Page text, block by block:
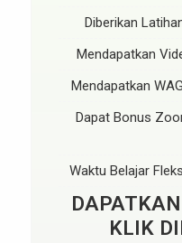
Diberikan
Mendapatkan
Mendapatkan
Dapat Bonus
Waktu Belajar
KLIK